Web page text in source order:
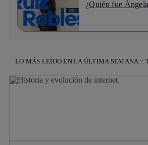
¿Quién fue
LO MÁS LEÍDO EN LA ÚLTIMA SEMANA ::